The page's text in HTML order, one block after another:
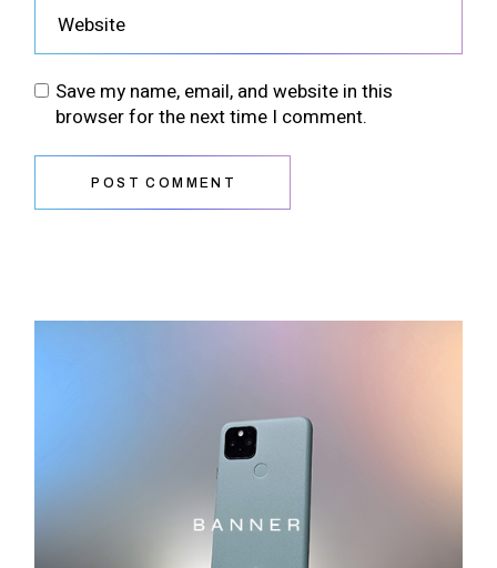
Save my name, email, and website in this
browser for the next time I comment.
POST COMMENT